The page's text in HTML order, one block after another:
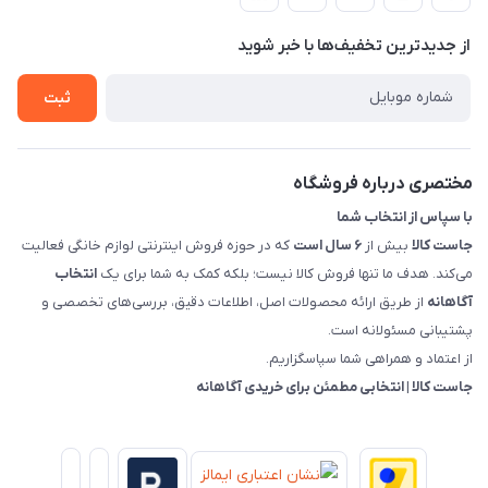
هماهنگی"
تماس با ما
پرسش های شما
شرایط و ضوابط گارانتی
روش های بازگرداندن کالا
از جدید‌ترین تخفیف‌ها با‌ خبر شوید
ثبت
مختصری درباره فروشگاه
با سپاس از انتخاب شما
جاست کالا بیش از ۶ سال است
که در حوزه فروش اینترنتی لوازم خانگی فعالیت
می‌کند. هدف ما تنها فروش کالا نیست؛ بلکه کمک به شما برای یک انتخاب
آگاهانه از طریق ارائه محصولات اصل، اطلاعات دقیق، بررسی‌های تخصصی و
پشتیبانی مسئولانه است.
از اعتماد و همراهی شما سپاسگزاریم.
جاست کالا | انتخابی مطمئن برای خریدی آگاهانه